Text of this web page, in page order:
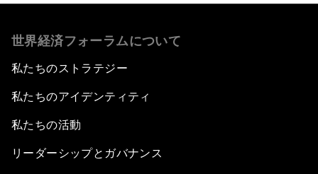
世界経済フォーラムについて
私たちのストラテジー
私たちのアイデンティティ
私たちの活動
リーダーシップとガバナンス